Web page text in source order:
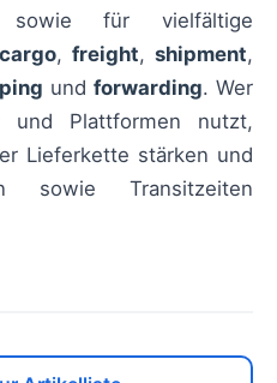
für vielfältige
cargo, freight, shipment,
und forwarding. Wer
und Plattformen nutzt,
Lieferkette stärken und
sowie Transitzeiten